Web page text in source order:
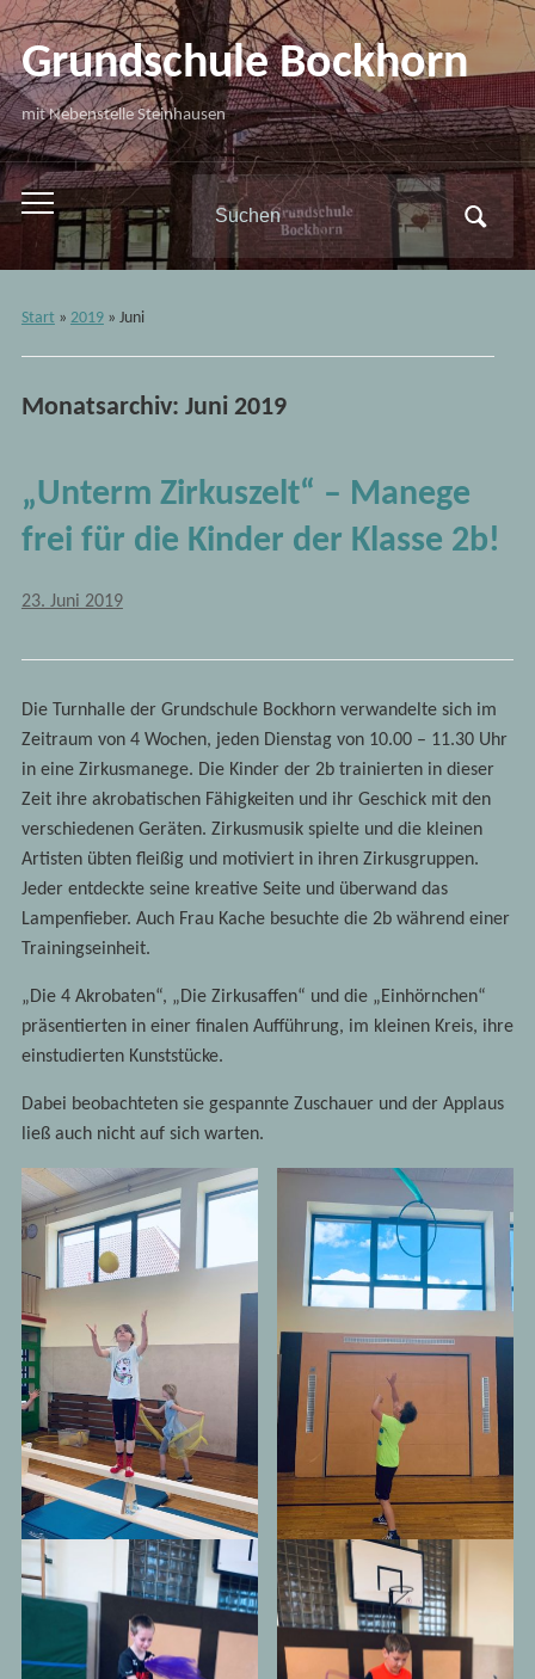
Grundschule Bockhorn
mit Nebenstelle Steinhausen
Toggle
mobile
menu
Search
for:
Start» 2019» Juni
Monatsarchiv: Juni 2019
„Unterm Zirkuszelt“ – Manege
frei für die Kinder der Klasse 2b!
23. Juni 2019
Die Turnhalle der Grundschule Bockhorn verwandelte sich im
Zeitraum von 4 Wochen, jeden Dienstag von 10.00 – 11.30 Uhr
in eine Zirkusmanege. Die Kinder der 2b trainierten in dieser
Zeit ihre akrobatischen Fähigkeiten und ihr Geschick mit den
verschiedenen Geräten. Zirkusmusik spielte und die kleinen
Artisten übten fleißig und motiviert in ihren Zirkusgruppen.
Jeder entdeckte seine kreative Seite und überwand das
Lampenfieber. Auch Frau Kache besuchte die 2b während einer
Trainingseinheit.
„Die 4 Akrobaten“, „Die Zirkusaffen“ und die „Einhörnchen“
präsentierten in einer finalen Aufführung, im kleinen Kreis, ihre
einstudierten Kunststücke.
Dabei beobachteten sie gespannte Zuschauer und der Applaus
ließ auch nicht auf sich warten.